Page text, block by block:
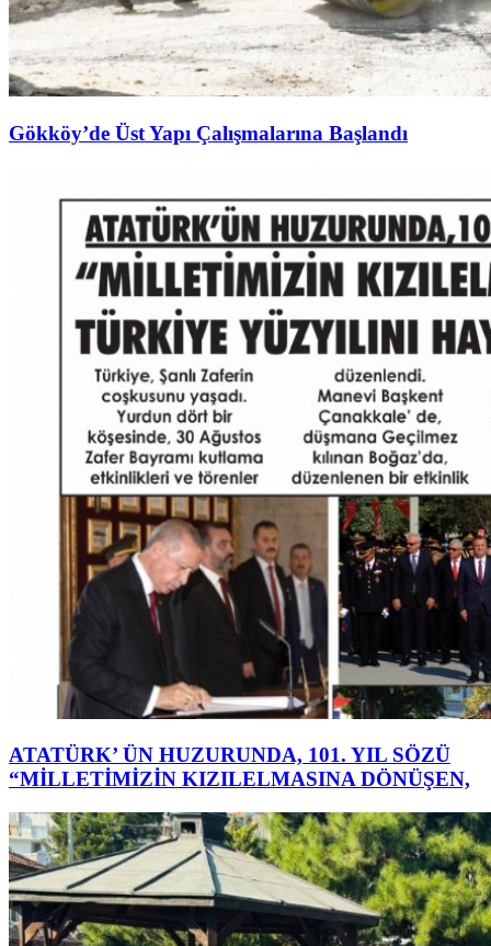
Gökköy’de Üst Yapı Çalışmalarına Başlandı
ATATÜRK’ ÜN HUZURUNDA, 101. YIL SÖZÜ
“MİLLETİMİZİN KIZILELMASINA DÖNÜŞEN,